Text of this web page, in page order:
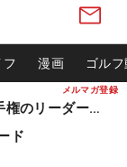
メルマガ登録
フ 漫画 ゴル
松山英樹ら出場 ウィンダム選手権のリーダーボード
ド